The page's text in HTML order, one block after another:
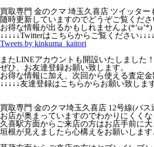
買取専門 金のクマ 埼玉久喜店 ツイッター
随時更新していますのでどうぞご覧くださ
お得な情報が出るかもしれませんよ(*’ω’*)
↓↓↓↓↓Twitterはこちらからご覧ください
Tweets by kinkuma_kaitori
またLINEアカウントも開設いたしました！
ぜひ、お友達登録お願い致します。
お得な情報に加え、次回から使える査定
↓↓↓↓↓友達登録はこちらからお願い致しま
買取専門 金のクマ埼玉久喜店 12号線(バ
お店が奥まっていますのでわかりにくくな
久喜駅方面からご来店の方はお店手前に
垣根が見えましたら心構えをお願いします